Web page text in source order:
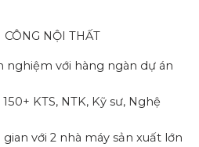
CÔNG NỘI THẤT
nghiệm với hàng ngàn dự án
KTS, NTK, Kỹ sư, Nghệ
với 2 nhà máy sản xuất lớn